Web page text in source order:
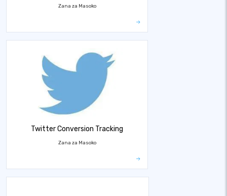
Zana za Masoko
Twitter Conversion Tracking
Zana za Masoko